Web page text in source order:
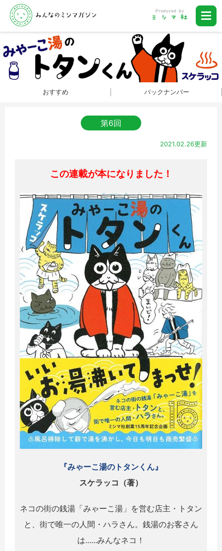
おすすめ バックナンバー
第6回
2021.02.26更新
この連載が本になりました！
『みゃーこ湯のトタンくん』
スケラッコ（著）
ネコの街の銭湯「みゃーこ湯」を営む店主・トタン
と、街で唯一の人間・ハラさん。銭湯のお客さん
は......みんなネコ！